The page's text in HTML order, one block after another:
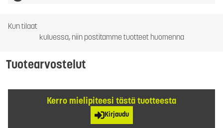
Kun tilaat
kuluessa, niin postitamme tuotteet huomenna
Tuotearvostelut
Kerro mielipiteesi tästä tuotteesta
Kirjaudu